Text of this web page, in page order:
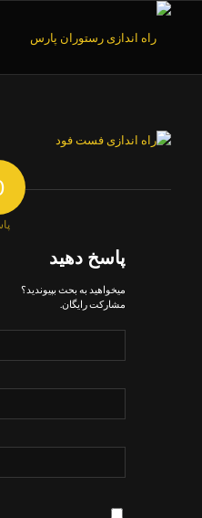
پاسخ دهید
میخواهید به بحث بپیوندید؟
مشارکت رایگان.